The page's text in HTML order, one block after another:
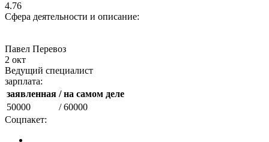
4.76
Сфера деятельности и описание:
Павел Перевоз
2 окт
Ведущий специалист
зарплата:
заявленная / на самом деле
50000
/ 60000
Соцпакет: